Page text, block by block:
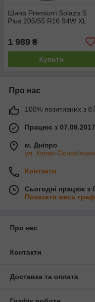
Шина Premiorri Solazo S
Plus 205/55 R16 94W XL
1 989 ₴
Купити
Про нас
100% позитивних з 87
Працює з 07.08.2017
м. Дніпро
ул. Квітки-
Контакти
Сьогодні працює з
Показати весь
Про нас
Контакти
Доставка та оплата